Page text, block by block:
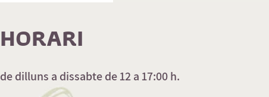
HORARI
de dilluns a dissabte de 12 a 17:00 h.